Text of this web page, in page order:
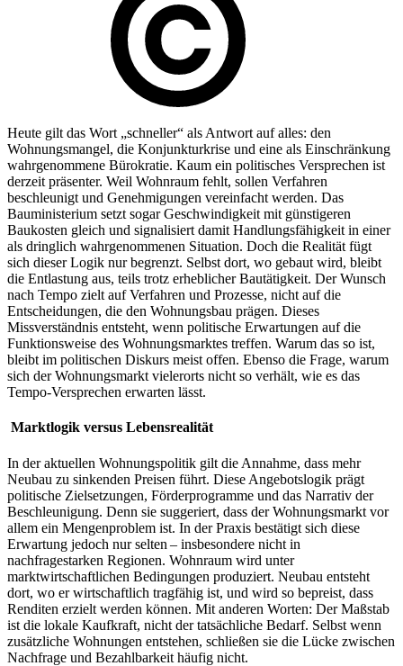
Heute gilt das Wort „schneller“ als Antwort auf alles: den
Wohnungsmangel, die Konjunkturkrise und eine als Einschränkung
wahrgenommene Bürokratie. Kaum ein politisches Versprechen ist
derzeit präsenter. Weil Wohnraum fehlt, sollen Verfahren
beschleunigt und Genehmigungen vereinfacht werden. Das
Bauministerium setzt sogar Geschwindigkeit mit günstigeren
Baukosten gleich und signalisiert damit Handlungsfähigkeit in einer
als dringlich wahrgenommenen Situation. Doch die Realität fügt
sich dieser Logik nur begrenzt. Selbst dort, wo gebaut wird, bleibt
die Entlastung aus, teils trotz erheblicher Bautätigkeit. Der Wunsch
nach Tempo zielt auf Verfahren und Prozesse, nicht auf die
Entscheidungen, die den Wohnungsbau prägen. Dieses
Missverständnis entsteht, wenn politische Erwartungen auf die
Funktionsweise des Wohnungsmarktes treffen. Warum das so ist,
bleibt im politischen Diskurs meist offen. Ebenso die Frage, warum
sich der Wohnungsmarkt vielerorts nicht so verhält, wie es das
Tempo-Versprechen erwarten lässt.
Marktlogik versus Lebensrealität
In der aktuellen Wohnungspolitik gilt die Annahme, dass mehr
Neubau zu sinkenden Preisen führt. Diese Angebotslogik prägt
politische Zielsetzungen, Förderprogramme und das Narrativ der
Beschleunigung. Denn sie suggeriert, dass der Wohnungsmarkt vor
allem ein Mengenproblem ist. In der Praxis bestätigt sich diese
Erwartung jedoch nur selten – insbesondere nicht in
nachfragestarken Regionen. Wohnraum wird unter
marktwirtschaftlichen Bedingungen produziert. Neubau entsteht
dort, wo er wirtschaftlich tragfähig ist, und wird so bepreist, dass
Renditen erzielt werden können. Mit anderen Worten: Der Maßstab
ist die lokale Kaufkraft, nicht der tatsächliche Bedarf. Selbst wenn
zusätzliche Wohnungen entstehen, schließen sie die Lücke zwischen
Nachfrage und Bezahlbarkeit häufig nicht.